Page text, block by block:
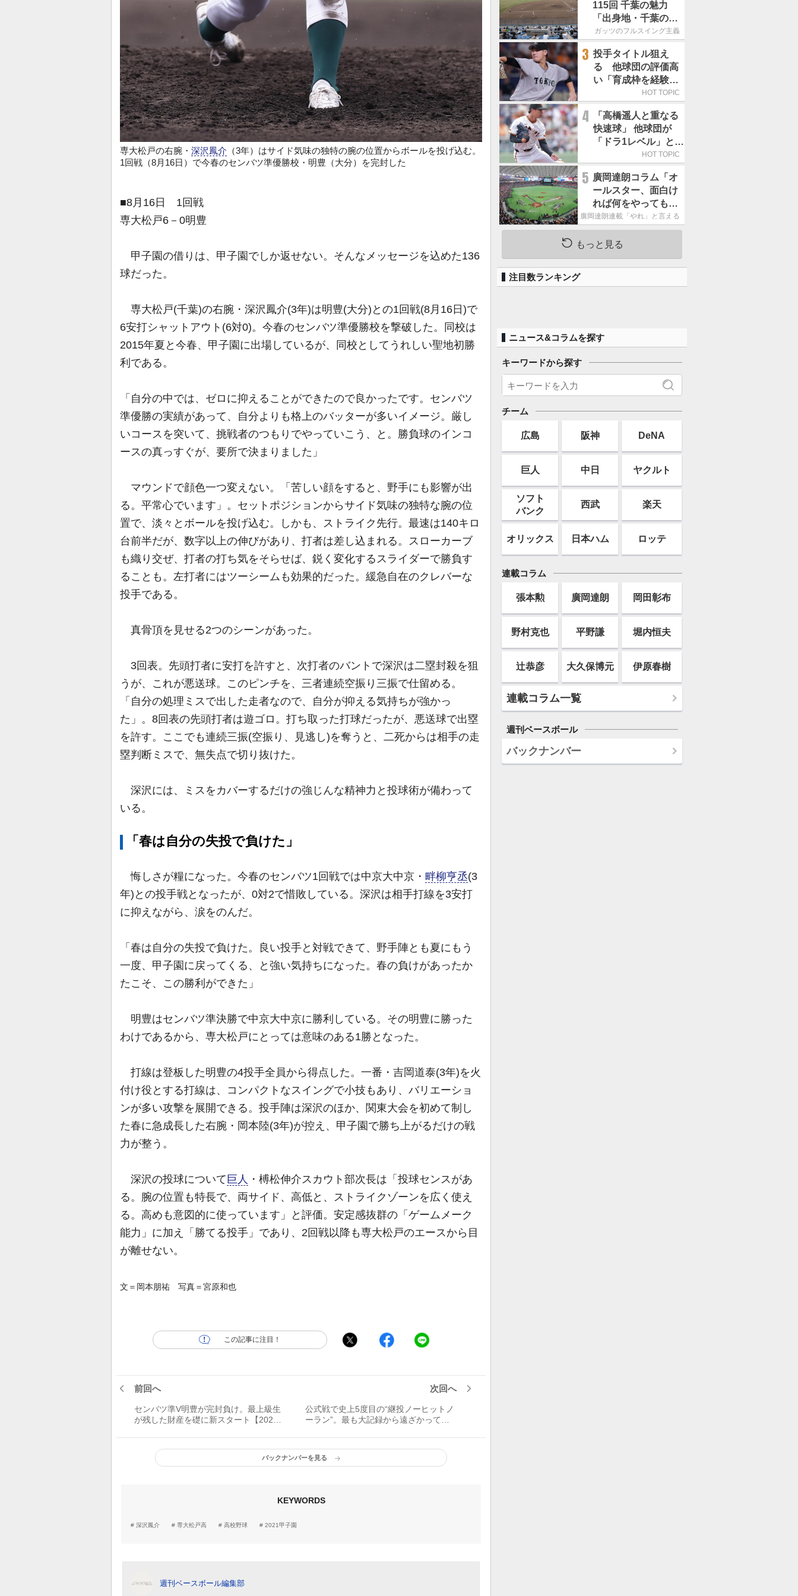
専大松戸の右腕・ 深沢鳳介 （3年）はサイド気味の独特の腕の位置からボールを投げ込む。
1回戦（8月16日）で今春のセンバツ準優勝校・明豊（大分）を完封した
■8月16日 1回戦
専大松戸6－0明豊
甲子園の借りは、甲子園でしか返せない。そんなメッセージを込めた136
球だった。
専大松戸(千葉)の右腕・深沢鳳介(3年)は明豊(大分)との1回戦(8月16日)で
6安打シャットアウト(6対0)。今春のセンバツ準優勝校を撃破した。同校は
2015年夏と今春、甲子園に出場しているが、同校としてうれしい聖地初勝
利である。
「自分の中では、ゼロに抑えることができたので良かったです。センバツ
準優勝の実績があって、自分よりも格上のバッターが多いイメージ。厳し
いコースを突いて、挑戦者のつもりでやっていこう、と。勝負球のインコ
ースの真っすぐが、要所で決まりました」
マウンドで顔色一つ変えない。「苦しい顔をすると、野手にも影響が出
る。平常心でいます」。セットポジションからサイド気味の独特な腕の位
置で、淡々とボールを投げ込む。しかも、ストライク先行。最速は140キロ
台前半だが、数字以上の伸びがあり、打者は差し込まれる。スローカーブ
も織り交ぜ、打者の打ち気をそらせば、鋭く変化するスライダーで勝負す
ることも。左打者にはツーシームも効果的だった。緩急自在のクレバーな
投手である。
真骨頂を見せる2つのシーンがあった。
3回表。先頭打者に安打を許すと、次打者のバントで深沢は二塁封殺を狙
うが、これが悪送球。このピンチを、三者連続空振り三振で仕留める。
「自分の処理ミスで出した走者なので、自分が抑える気持ちが強かっ
た」。8回表の先頭打者は遊ゴロ。打ち取った打球だったが、悪送球で出塁
を許す。ここでも連続三振(空振り、見逃し)を奪うと、二死からは相手の走
塁判断ミスで、無失点で切り抜けた。
深沢には、ミスをカバーするだけの強じんな精神力と投球術が備わって
いる。
「春は自分の失投で負けた」
悔しさが糧になった。今春のセンバツ1回戦では中京大中京・ 畔柳亨丞(3
年)との投手戦となったが、0対2で惜敗している。深沢は相手打線を3安打
に抑えながら、涙をのんだ。
「春は自分の失投で負けた。良い投手と対戦できて、野手陣とも夏にもう
一度、甲子園に戻ってくる、と強い気持ちになった。春の負けがあったか
たこそ、この勝利ができた」
明豊はセンバツ準決勝で中京大中京に勝利している。その明豊に勝った
わけであるから、専大松戸にとっては意味のある1勝となった。
打線は登板した明豊の4投手全員から得点した。一番・吉岡道泰(3年)を火
付け役とする打線は、コンパクトなスイングで小技もあり、バリエーショ
ンが多い攻撃を展開できる。投手陣は深沢のほか、関東大会を初めて制し
た春に急成長した右腕・岡本陸(3年)が控え、甲子園で勝ち上がるだけの戦
力が整う。
深沢の投球について 巨人 ・榑松伸介スカウト部次長は「投球センスがあ
る。腕の位置も特長で、両サイド、高低と、ストライクゾーンを広く使え
る。高めも意図的に使っています」と評価。安定感抜群の「ゲームメーク
能力」に加え「勝てる投手」であり、2回戦以降も専大松戸のエースから目
が離せない。
文＝岡本朋祐 写真＝宮原和也
この記事に注目！
前回へ
センバツ準V明豊が完封負け。最上級生
が残した財産を礎に新スタート【2021
次回へ
公式戦で史上5度目の“継投ノーヒットノ
ーラン”。最も大記録から遠ざかってい
バックナンバーを見る
KEYWORDS
深沢鳳介 専大松戸高 高校野球 2021甲子園
週刊ベースボール編集部
115回 千葉の魅力
「出身地・千葉の話
の続き。昔から野球
す」
ガッツのフルスイング主義
3 投手タイトル狙え
る 他球団の評価高
い「育成枠を経験し
た巨人の左腕」は
HOT TOPIC
4
「高橋遥人と重なる
快速球」 他球団が
「ドラ1レベル」と評
する巨人の左腕は
HOT TOPIC
5 廣岡達朗コラム「オ
ールスター、面白け
れば何をやってもい
いという発想は大間
違い」
廣岡達朗連載「やれ」と言える信念
もっと見る
注目数ランキング
ニュース&コラムを探す
キーワードから探す
チーム
広島 阪神 DeNA
巨人 中日 ヤクルト
ソフト
バンク
西武 楽天
オリックス 日本ハム ロッテ
連載コラム
張本勲 廣岡達朗 岡田彰布
野村克也 平野謙 堀内恒夫
辻恭彦 大久保博元 伊原春樹
連載コラム一覧
週刊ベースボール
バックナンバー